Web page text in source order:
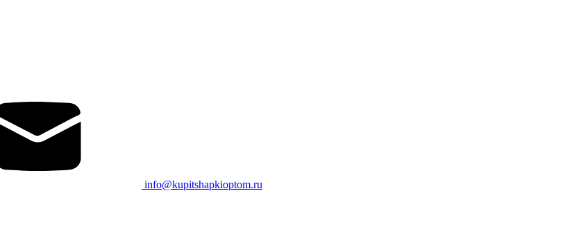
info@kupitshapkioptom.ru